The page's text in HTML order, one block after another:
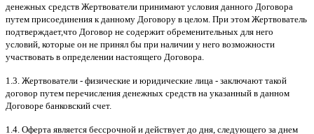
денежных средств Жертвователи принимают условия данного Договора
путем присоединения к данному Договору в целом При этом Жертвователь
подтверждает,что Договор не содержит обременительных для него
условий которые он не принял бы при наличии у него возможности
участвовать в определении настоящего Договора
1.3. Жертвователи - физические и юридические лица - заключают такой
договор путем перечисления денежных средств на указанный в данном
Договоре банковский счет.
1.4. Оферта является бессрочной и действует до дня следующего за днем